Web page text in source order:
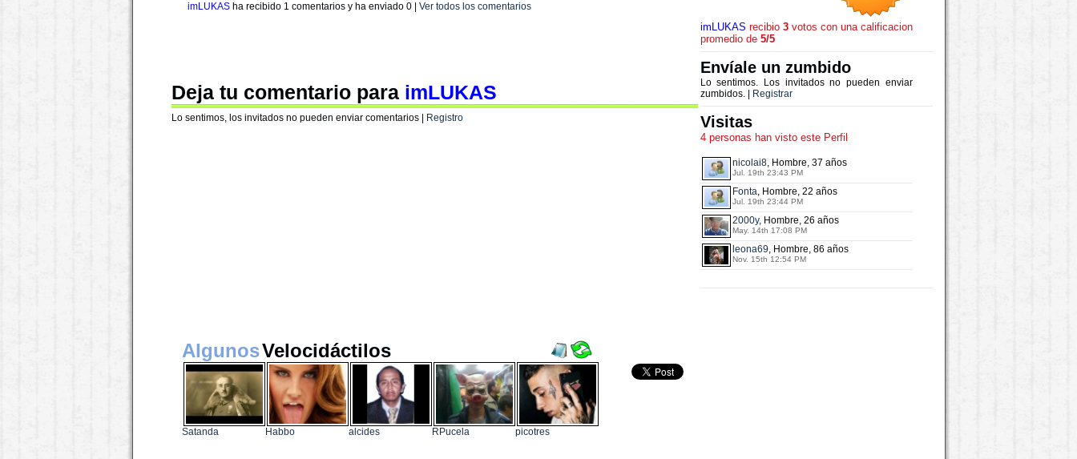
imLUKASha recibido 1 comentarios y ha enviado 0 Ver todos los comentarios
Deja tu comentario para imLUKAS
Lo sentimos, los invitados no pueden enviar comentarios | Registro
imLUKAS recibio 3votos con una calificacion
promedio de 5/5
Envíale un zumbido
Lo sentimos. Los invitados no pueden enviar
zumbidos. |
Registrar
Visitas
4 personas han visto este Perfil
nicolai8, Hombre, 37 años
Jul. 19th 23:43 PM
Fonta, Hombre, 22 años
Jul. 19th 23:44 PM
2000y, Hombre, 26 años
May. 14th 17:08 PM
leona69, Hombre, 86 años
Nov. 15th 12:54 PM
AlgunosVelocidáctilos
Satanda Habbo alcides RPucela picotres